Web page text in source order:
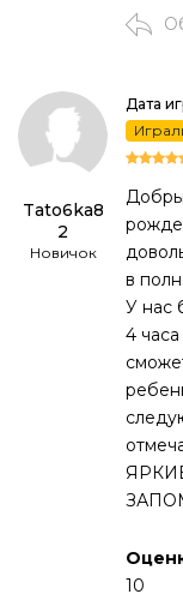
Tato6ka8
2
Новичок
Дата
в
У нас
4
10